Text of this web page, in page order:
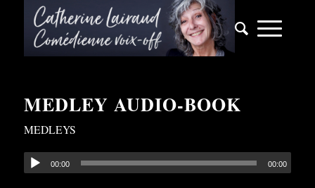
MEDLEY AUDIO-BOOK
MEDLEYS
00:00 00:00